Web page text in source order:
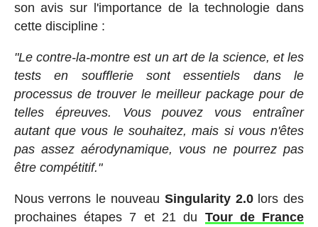
son avis sur l'importance de la technologie dans
cette discipline :
"Le contre-la-montre est un art de la science, et les
tests en soufflerie sont essentiels dans le
processus de trouver le meilleur package pour de
telles épreuves. Vous pouvez vous entraîner
autant que vous le souhaitez, mais si vous n'êtes
pas assez aérodynamique, vous ne pourrez pas
être compétitif."
Nous verrons le nouveau Singularity 2.0lors des
prochaines étapes 7 et 21 du Tour de France